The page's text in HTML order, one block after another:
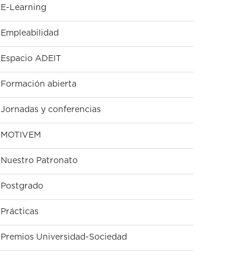
E-Learning
Empleabilidad
Espacio ADEIT
Formación abierta
Jornadas y conferencias
MOTIVEM
Nuestro Patronato
Postgrado
Prácticas
Premios Universidad-Sociedad